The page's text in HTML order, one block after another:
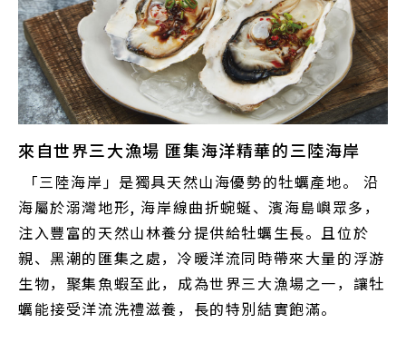
來自世界三大漁場 匯集海洋精華的三陸海岸
「三陸海岸」是獨具天然山海優勢的牡蠣產地。 沿
海屬於溺灣地形, 海岸線曲折蜿蜒、濱海島嶼眾多，
注入豐富的天然山林養分提供給牡蠣生長。且位於
親、黑潮的匯集之處，冷暖洋流同時帶來大量的浮游
生物，聚集魚蝦至此，成為世界三大漁場之一，讓牡
蠣能接受洋流洗禮滋養，長的特別結實飽滿。